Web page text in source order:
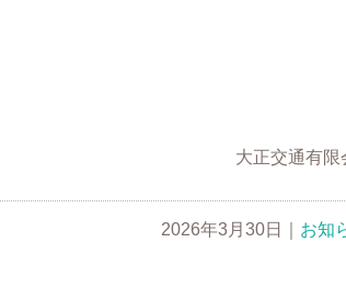
大正交通有限
2026年3月30日 お知